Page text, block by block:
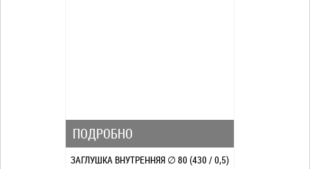
ПОДРОБНО
ЗАГЛУШКА ВНУТРЕННЯЯ ∅ 80 (430 / 0,5)